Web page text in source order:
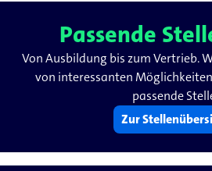
Passende
Von Ausbildung bis zum Vertrieb.
von interessanten
passende
Zur